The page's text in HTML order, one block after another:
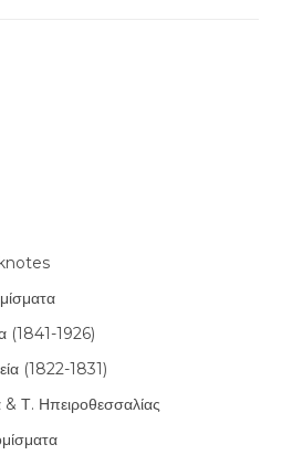
(1841-1926)
(1822-1831)
& Τ. Ηπειροθεσσαλίας